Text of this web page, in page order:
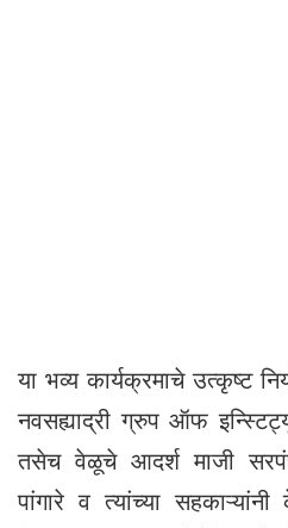
या भव्य कार्यक्रमाचे उत्कृष्ट
नवसह्याद्री ग्रुप ऑफ
तसेच वेळूचे आदर्श माजी सरपंच
पांगारे व त्यांच्या